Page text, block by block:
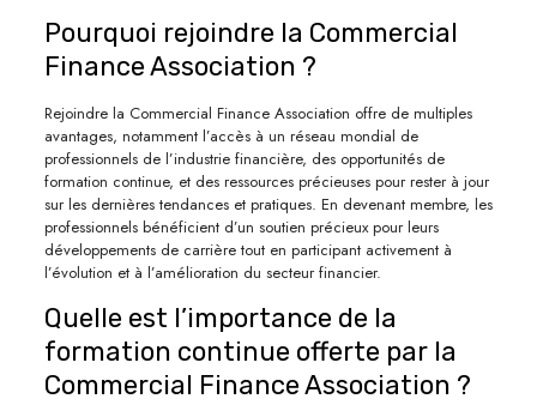
Pourquoi rejoindre la Commercial
Finance Association ?
Rejoindre la Commercial Finance Association offre de multiples
avantages, notamment l’accès à un réseau mondial de
professionnels de l’industrie financière, des opportunités de
formation continue, et des ressources précieuses pour rester à jour
sur les dernières tendances et pratiques. En devenant membre, les
professionnels bénéficient d’un soutien précieux pour leurs
développements de carrière tout en participant activement à
l’évolution et à l’amélioration du secteur financier.
Quelle est l’importance de la
formation continue offerte par la
Commercial Finance Association ?